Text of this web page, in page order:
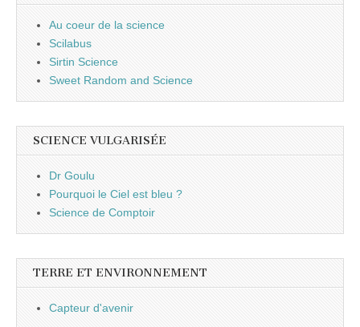
Au coeur de la science
Scilabus
Sirtin Science
Sweet Random and Science
SCIENCE VULGARISÉE
Dr Goulu
Pourquoi le Ciel est bleu ?
Science de Comptoir
TERRE ET ENVIRONNEMENT
Capteur d'avenir